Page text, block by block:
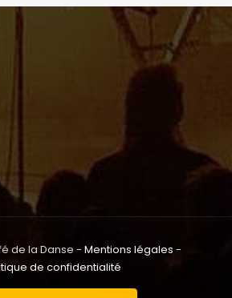
de la Danse -Mentions légales -
de confidentialité